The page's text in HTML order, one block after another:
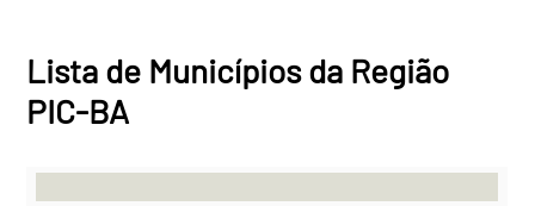
Lista de Municípios da Região
PIC-BA